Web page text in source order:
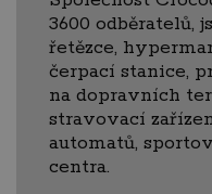
3600 odběratelů,
řetězce,
čerpací stanice,
na dopravních
stravovací
automatů,
centra.